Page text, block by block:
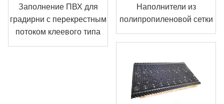
Заполнение ПВХ для
градирни с перекрестным
потоком клеевого типа
Наполнители из
полипропиленовой сетки